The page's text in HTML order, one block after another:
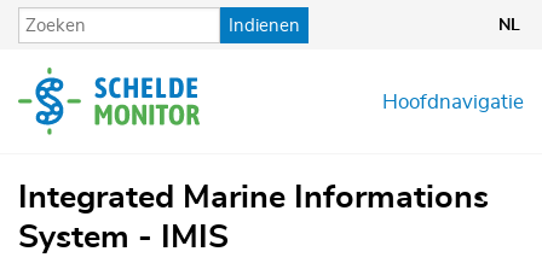
Overslaan
en
de
inhoud
Indienen NL
Hoofdnavigatie
Integrated Marine Informations
System - IMIS